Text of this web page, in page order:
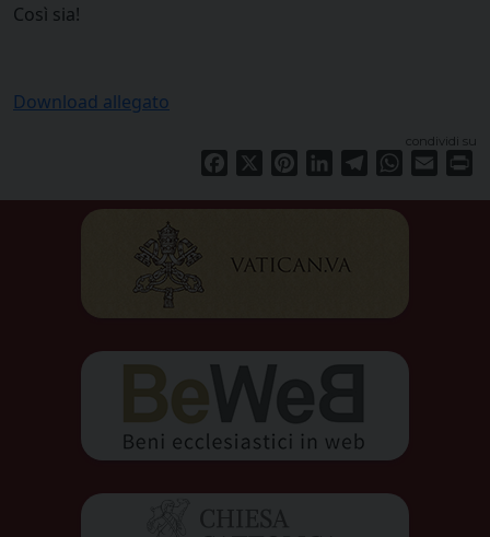
Così sia!
Download allegato
condividi su
Facebook PinterestLinkedInTelegramWhatsApp
Email